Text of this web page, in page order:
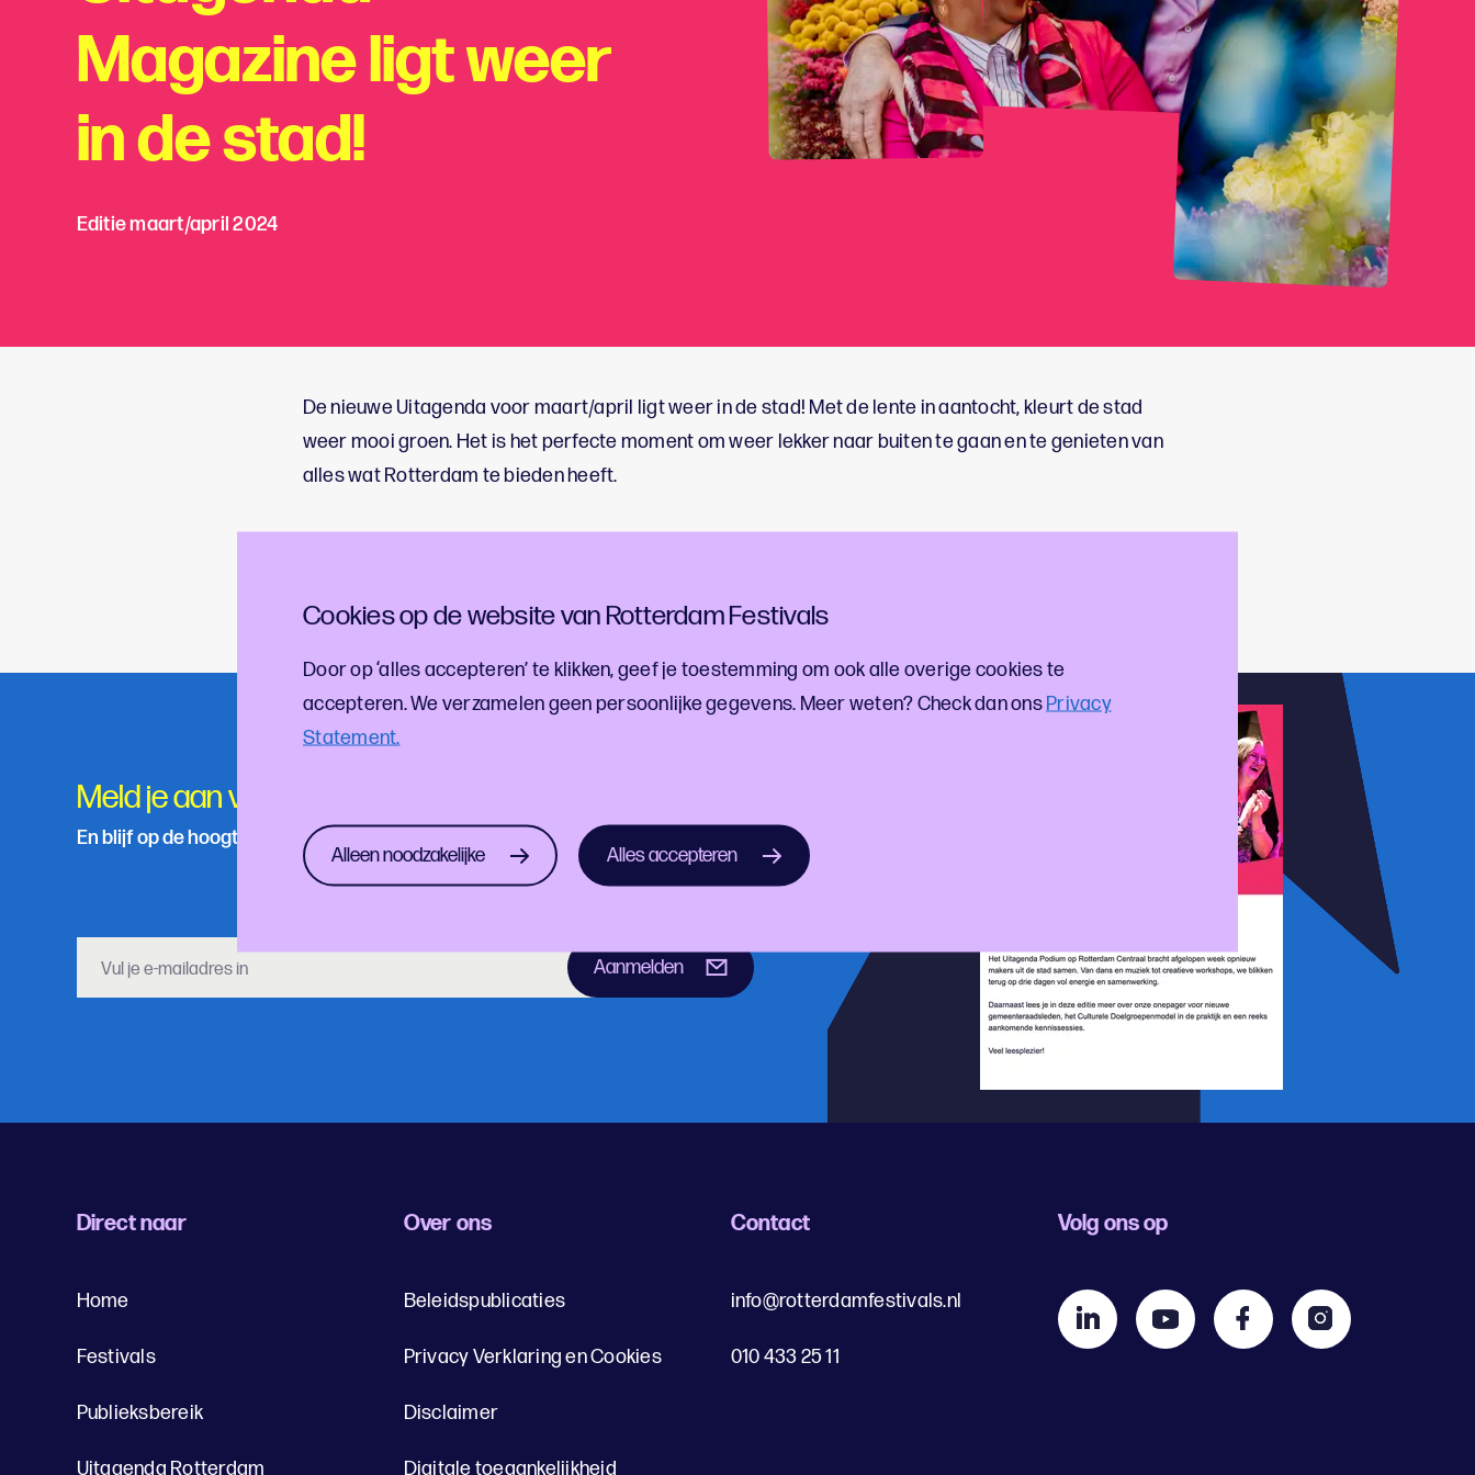
Cookies op de website van Rotterdam Festivals
Door op ‘alles accepteren’ te klikken, geef je toestemming om ook alle overige cookies te
accepteren. We verzamelen geen persoonlijke gegevens. Meer weten? Check dan onsPrivacy
Statement.
Alleen noodzakelijke Alles accepteren
Magazine ligt weer
in de stad!
Editie maart/april 2024
De nieuwe Uitagenda voor maart/april ligt weer in de stad! Met de lente in aantocht, kleurt de stad
weer mooi groen. Het is het perfecte moment om weer lekker naar buiten te gaan en te genieten van
alles wat Rotterdam te bieden heeft.
meenemen op maar liefst 700 plekken in de stad of blader erhier online doorheen
Meld je aan voor onze nieuwsbrief!
En blijf op de hoogte van de laatste cultuur- en festivalontwikkelingen
Aanmelden
Direct naar
Home
Festivals
Publieksbereik
Uitagenda Rotterdam
Over ons
Beleidspublicaties
Privacy Verklaring en Cookies
Disclaimer
Digitale toegankelijkheid
Contact
info@rotterdamfestivals.nl
010 433 25 11
Volg ons op